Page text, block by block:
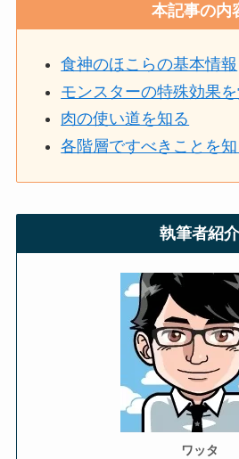
本記事の内
食神のほこらの基本情報
モンスターの特殊効果
肉の使い道を知る
各階層ですべきことを知
執筆者紹介
ワッタ